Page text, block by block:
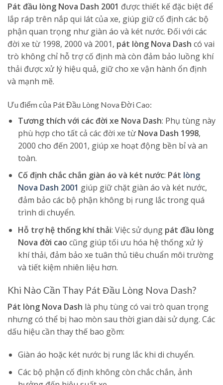
Pát đầu lòng Nova Dash 2001 được thiết kế đặc biệt để
lắp ráp trên nắp qui lát của xe, giúp giữ cố định các bộ
phận quan trọng như giàn áo và két nước. Đối với các
đời xe từ 1998, 2000 và 2001, pát lòng Nova Dash có vai
trò không chỉ hỗ trợ cố định mà còn đảm bảo luồng khí
thải được xử lý hiệu quả, giữ cho xe vận hành ổn định
và mạnh mẽ.
Ưu điểm của Pát Đầu Lòng Nova Đời Cao:
Tương thích với các đời xe Nova Dash: Phụ tùng này
phù hợp cho tất cả các đời xe từ Nova Dash 1998,
2000 cho đến 2001, giúp xe hoạt động bền bỉ và an
toàn.
Cố định chắc chắn giàn áo và két nước: Pát lòng
Nova Dash 2001 giúp giữ chặt giàn áo và két nước,
đảm bảo các bộ phận không bị rung lắc trong quá
trình di chuyển.
Hỗ trợ hệ thống khí thải: Việc sử dụng pát đầu lòng
Nova đời cao cũng giúp tối ưu hóa hệ thống xử lý
khí thải, đảm bảo xe tuân thủ tiêu chuẩn môi trường
và tiết kiệm nhiên liệu hơn.
Khi Nào Cần Thay Pát Đầu Lòng Nova Dash?
Pát lòng Nova Dash là phụ tùng có vai trò quan trọng
nhưng có thể bị hao mòn sau thời gian dài sử dụng. Các
dấu hiệu cần thay thế bao gồm:
Giàn áo hoặc két nước bị rung lắc khi di chuyển.
Các bộ phận cố định không còn chắc chắn, ảnh